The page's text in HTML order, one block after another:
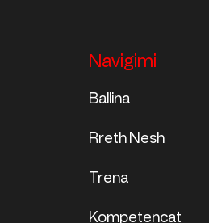
Navigimi
Ballina
Rreth Nesh​
Trena
Kompetencat